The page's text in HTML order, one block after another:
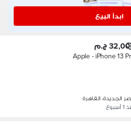
ابدأ البيع
ج.م
Apple - iPhone 13
الجديدة، القاهرة